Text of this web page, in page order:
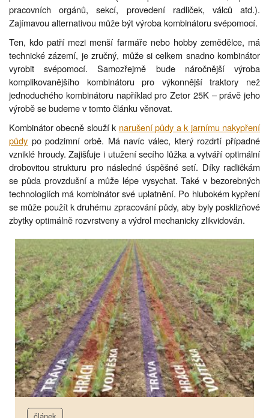
pracovních orgánů, sekcí, provedení radliček, válců atd.).
Zajímavou alternativou může být výroba kombinátoru svépomocí.
Ten, kdo patří mezi menší farmáře nebo hobby zemědělce, má
technické zázemí, je zručný, může si celkem snadno kombinátor
vyrobit svépomocí. Samozřejmě bude náročnější výroba
komplikovanějšího kombinátoru pro výkonnější traktory než
jednoduchého kombinátoru například pro Zetor 25K – právě jeho
výrobě se budeme v tomto článku věnovat.
Kombinátor obecně slouží k narušení půdy a k jarnímu nakypření
půdy po podzimní orbě. Má navíc válec, který rozdrtí případné
vzniklé hroudy. Zajišťuje i utužení secího lůžka a vytváří optimální
drobovitou strukturu pro následné úspěšné setí. Díky radličkám
se půda provzdušní a může lépe vysychat. Také v bezorebných
technologiích má kombinátor své uplatnění. Po hlubokém kypření
se může použít k druhému zpracování půdy, aby byly posklizňové
zbytky optimálně rozvrstveny a výdrol mechanicky zlikvidován.